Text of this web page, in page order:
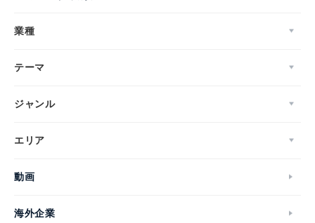
業種
テーマ
ジャンル
エリア
動画
海外企業